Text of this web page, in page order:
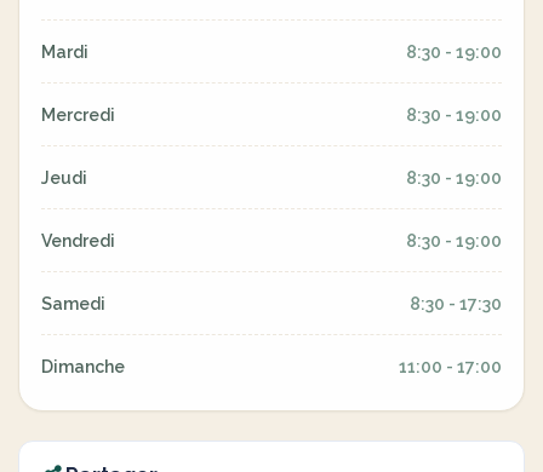
Mardi 8:30 - 19:00
Mercredi 8:30 - 19:00
Jeudi 8:30 - 19:00
Vendredi 8:30 - 19:00
Samedi 8:30 - 17:30
Dimanche 11:00 - 17:00